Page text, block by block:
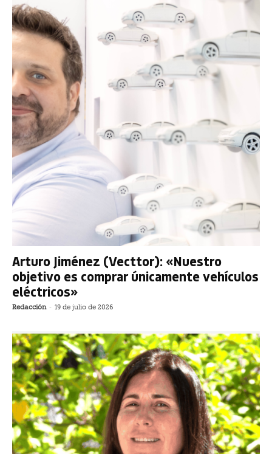
Arturo Jiménez (Vecttor): «Nuestro
objetivo es comprar únicamente vehículos
eléctricos»
Redacción - 19 de julio de 2026